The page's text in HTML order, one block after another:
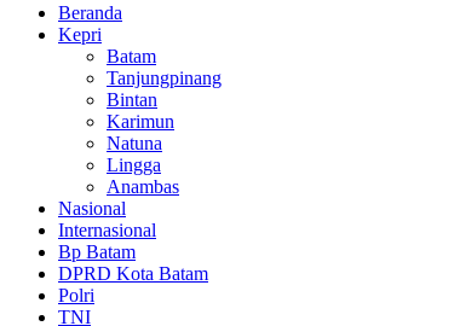
Beranda
Kepri
Batam
Tanjungpinang
Bintan
Karimun
Natuna
Lingga
Anambas
Nasional
Internasional
Bp Batam
DPRD Kota Batam
Polri
TNI